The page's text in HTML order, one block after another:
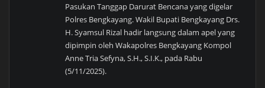
Pasukan Tanggap Darurat Bencana yang digelar
Polres Bengkayang. Wakil Bupati Bengkayang Drs.
H. Syamsul Rizal hadir langsung dalam apel yang
dipimpin oleh Wakapolres Bengkayang Kompol
Anne Tria Sefyna, S.H., S.I.K., pada Rabu
(5/11/2025).